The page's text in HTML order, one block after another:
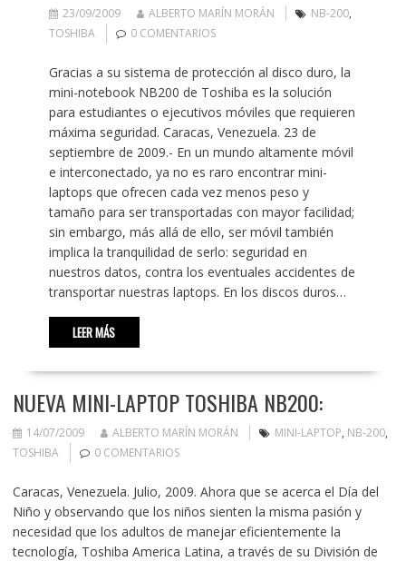
23/09/2009 ALBERTO MARÍN MORÁN NB-200,
TOSHIBA
0 COMENTARIOS
Gracias a su sistema de protección al disco duro, la
mini-notebook NB200 de Toshiba es la solución
para estudiantes o ejecutivos móviles que requieren
máxima seguridad. Caracas, Venezuela. 23 de
septiembre de 2009.- En un mundo altamente móvil
e interconectado, ya no es raro encontrar mini-
laptops que ofrecen cada vez menos peso y
tamaño para ser transportadas con mayor facilidad;
sin embargo, más allá de ello, ser móvil también
implica la tranquilidad de serlo: seguridad en
nuestros datos, contra los eventuales accidentes de
transportar nuestras laptops. En los discos duros…
LEER MÁS
NUEVA MINI-LAPTOP TOSHIBA NB200:
14/07/2009 ALBERTO MARÍN MORÁN MINI-LAPTOP, NB-200,
TOSHIBA
0 COMENTARIOS
Caracas, Venezuela. Julio, 2009. Ahora que se acerca el Día del
Niño y observando que los niños sienten la misma pasión y
necesidad que los adultos de manejar eficientemente la
tecnología, Toshiba America Latina, a través de su División de